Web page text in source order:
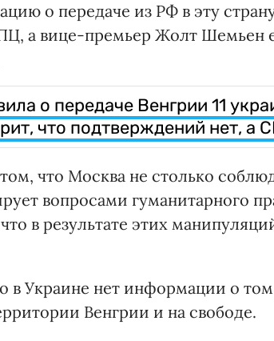
о передаче из РФ в эту
а вице-премьер Жолт Шемьен
о передаче Венгрии 11
что подтверждений нет, а
что Москва не столько
вопросами гуманитарного
в результате этих
в Украине нет информации о
Венгрии и на свободе.